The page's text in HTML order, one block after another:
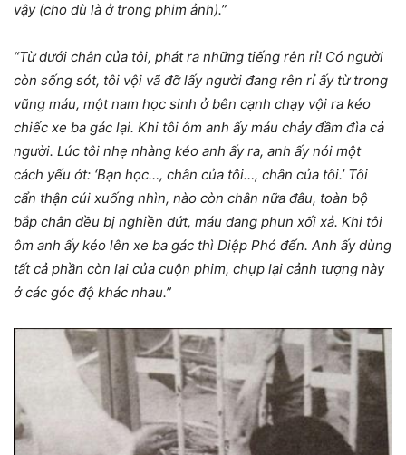
vậy (cho dù là ở trong phim ảnh).”
“Từ dưới chân của tôi, phát ra những tiếng rên rỉ! Có người
còn sống sót, tôi vội vã đỡ lấy người đang rên rỉ ấy từ trong
vũng máu, một nam học sinh ở bên cạnh chạy vội ra kéo
chiếc xe ba gác lại. Khi tôi ôm anh ấy máu chảy đầm đìa cả
người. Lúc tôi nhẹ nhàng kéo anh ấy ra, anh ấy nói một
cách yếu ớt: ‘Bạn học…, chân của tôi…, chân của tôi.’ Tôi
cẩn thận cúi xuống nhìn, nào còn chân nữa đâu, toàn bộ
bắp chân đều bị nghiền đứt, máu đang phun xối xả. Khi tôi
ôm anh ấy kéo lên xe ba gác thì Diệp Phó đến. Anh ấy dùng
tất cả phần còn lại của cuộn phim, chụp lại cảnh tượng này
ở các góc độ khác nhau.”